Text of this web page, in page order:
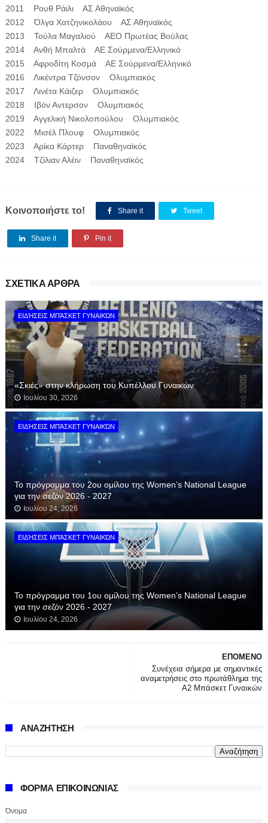
2011 Ρουθ Ράιλι ΑΣ Αθηναϊκός
2012 Όλγα Χατζηνικολάου ΑΣ Αθηναϊκός
2013 Τούλα Μαγαλιού ΑΕΟ Πρωτέας Βούλας
2014 Ανθή Μπαλτά ΑΕ Σούρμενα/Ελληνικό
2015 Αφροδίτη Κοσμά ΑΕ Σούρμενα/Ελληνικό
2016 Λικέντρα Τζόνσον Ολυμπιακός
2017 Λινέτα Κάιζερ Ολυμπιακός
2018 Ιβόν Αντερσον Ολυμπιακός
2019 Αγγελική Νικολοπούλου Ολυμπιακός
2022 Μισέλ Πλουφ Ολυμπιακός
2023 Αρίκα Κάρτερ Παναθηναϊκός
2024 Τζίλιαν Αλέιν Παναθηναϊκός
Κοινοποιήστε το! Share it Tweet
Share it Pin it
ΣΧΕΤΙΚΑ ΑΡΘΡΑ
ΕΙΔΉΣΕΙΣ ΜΠΆΣΚΕΤ ΓΥΝΑΙΚΏΝ
«Σκιές» στην κλήρωση του Κυπέλλου Γυναικών
Ιουλίου 30, 2026
ΕΙΔΉΣΕΙΣ ΜΠΆΣΚΕΤ ΓΥΝΑΙΚΏΝ
Το πρόγραμμα του 2ου ομίλου της Women’s National League
για την σεζόν 2026 - 2027
Ιουλίου 24, 2026
ΕΙΔΉΣΕΙΣ ΜΠΆΣΚΕΤ ΓΥΝΑΙΚΏΝ
Το πρόγραμμα του 1ου ομίλου της Women’s National League
για την σεζόν 2026 - 2027
Ιουλίου 24, 2026
ΕΠΟΜΕΝΟ
Συνέχεια σήμερα με σημαντικές
αναμετρήσεις στο πρωτάθλημα της
Α2 Μπάσκετ Γυναικών
ΑΝΑΖΗΤΗΣΗ
ΦΟΡΜΑ ΕΠΙΚΟΙΝΩΝΙΑΣ
Όνομα